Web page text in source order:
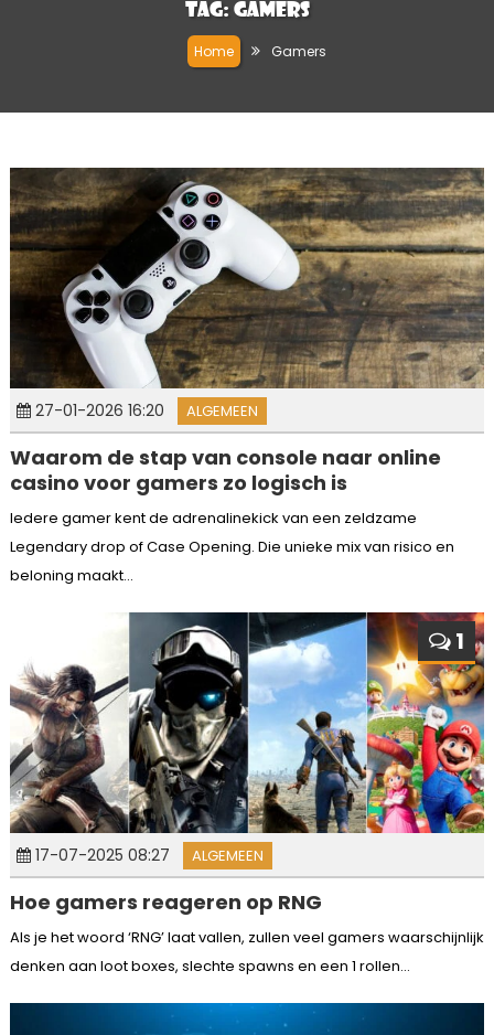
Tag: Gamers
Home Gamers
27-01-2026 16:20 ALGEMEEN
Waarom de stap van console naar online
casino voor gamers zo logisch is
Iedere gamer kent de adrenalinekick van een zeldzame
Legendary drop of Case Opening. Die unieke mix van risico en
beloning maakt...
1
17-07-2025 08:27 ALGEMEEN
Hoe gamers reageren op RNG
Als je het woord ‘RNG’ laat vallen, zullen veel gamers waarschijnlijk
denken aan loot boxes, slechte spawns en een 1 rollen...